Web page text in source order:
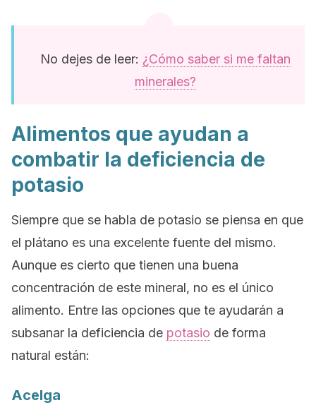
No dejes de leer: ¿Cómo saber si me faltan
minerales?
Alimentos que ayudan a
combatir la deficiencia de
potasio
Siempre que se habla de potasio se piensa en que
el plátano es una excelente fuente del mismo.
Aunque es cierto que tienen una buena
concentración de este mineral, no es el único
alimento. Entre las opciones que te ayudarán a
subsanar la deficiencia de potasio de forma
natural están:
Acelga